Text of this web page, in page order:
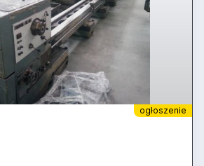
ogłoszenie